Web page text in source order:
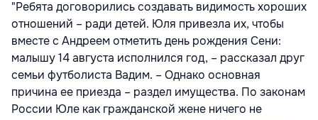
"Ребята договорились создавать видимость хороших
отношений – ради детей. Юля привезла их, чтобы
вместе с Андреем отметить день рождения Сени:
малышу 14 августа исполнился год, – рассказал друг
семьи футболиста Вадим. – Однако основная
причина ее приезда – раздел имущества. По законам
России Юле как гражданской жене ничего не